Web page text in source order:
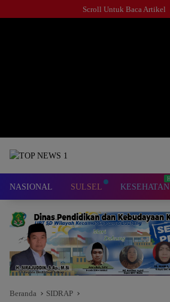
ke
Scroll Untuk Baca Artikel
NASIONAL SULSEL KESEHATAN
Beranda SIDRAP